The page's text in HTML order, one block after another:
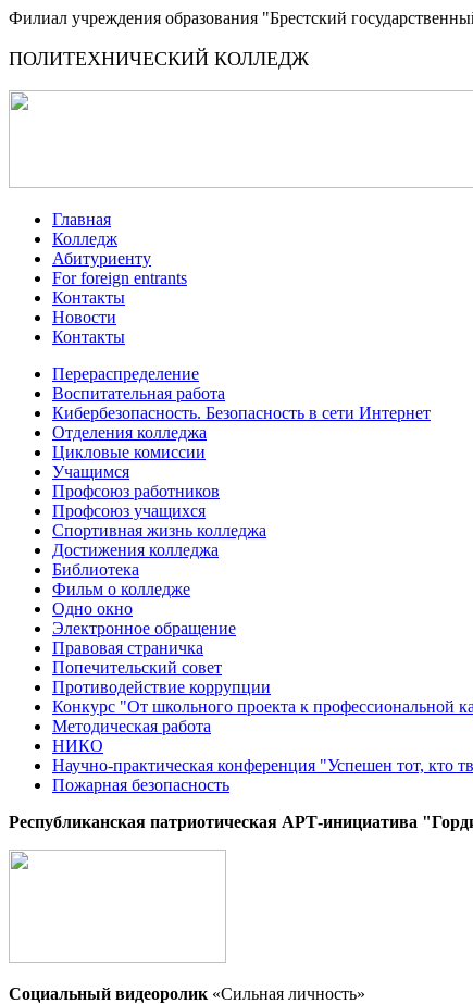
Филиал учреждения образования "Брестский
ПОЛИТЕХНИЧЕСКИЙ КОЛЛЕДЖ
Главная
Колледж
Абитуриенту
For foreign entrants
Контакты
Новости
Контакты
Перераспределение
Воспитательная работа
Кибербезопасность. Безопасность в сети Интернет
Отделения колледжа
Цикловые комиссии
Учащимся
Профсоюз работников
Профсоюз учащихся
Спортивная жизнь колледжа
Достижения колледжа
Библиотека
Фильм о колледже
Одно окно
Электронное обращение
Правовая страничка
Попечительский совет
Противодействие коррупции
Конкурс "От школьного проекта к профессиональной
Методическая работа
НИКО
Научно-практическая конференция "Успешен тот, кто
Пожарная безопасность
Республиканская патриотическая AРТ-инициатива
Социальный видеоролик «Сильная личность»